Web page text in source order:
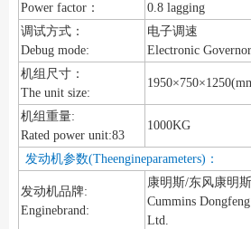
Power factor：
0.8 lagging
调试方式：
Debug mode:
电子调速
Electronic Governor
机组尺寸：
The unit size:
机组重量:
Rated power unit:83
1000KG
发动机参数(Theengineparameters)：
发动机品牌:
Enginebrand:
康明斯/东风康明
Cummins
Ltd.